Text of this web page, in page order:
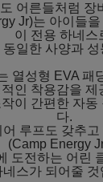
어른들처럼 장
Jr)는 아이들
이 전용 하네스
일한 사양과
열성형 EVA 패
인 착용감을 제
이 간편한 자동
다.
루프도 갖추
(Camp Energy
도전하는 어린
네스가 되어줄 것